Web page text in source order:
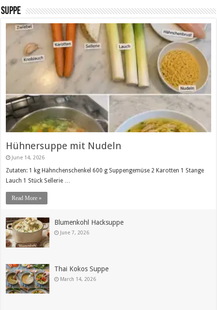
SUPPE
Hühnersuppe mit Nudeln
June 14, 2026
Zutaten: 1 kg Hähnchenschenkel 600 g Suppengemüse 2 Karotten 1 Stange
Lauch 1 Stück Sellerie …
Read More »
Blumenkohl Hacksuppe
June 7, 2026
Thai Kokos Suppe
March 14, 2026